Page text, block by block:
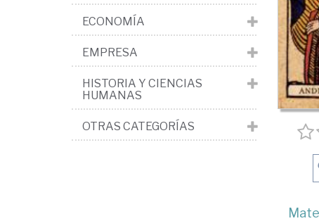
ECONOMÍA
EMPRESA
HISTORIA Y CIENCIAS
HUMANAS
OTRAS CATEGORÍAS